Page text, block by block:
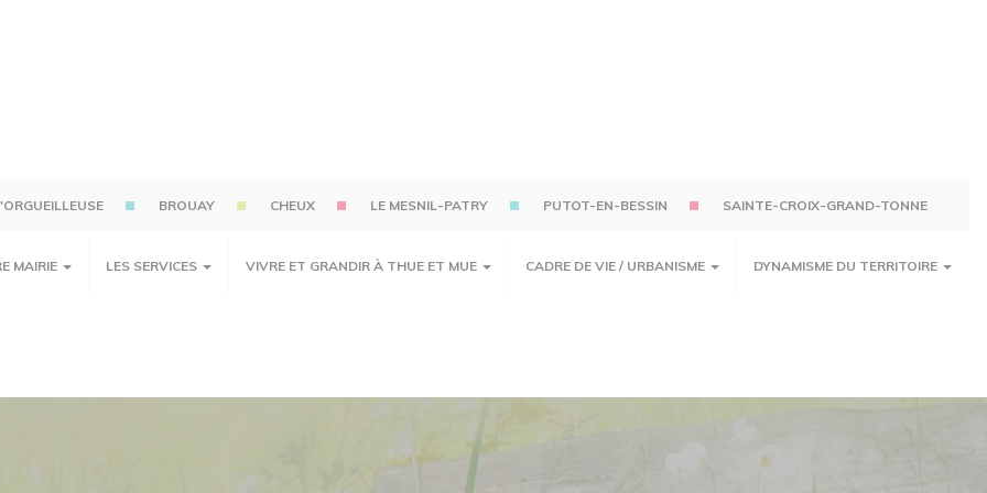
BROUAY CHEUX LE MESNIL-PATRY PUTOT-EN-BESSIN SAINTE-CROIX-GRAND-TONNE
MAIRIE LES SERVICES VIVRE ET GRANDIR À THUE ET MUE CADRE DE VIE / URBANISME DYNAMISME DU TERRITOIRE